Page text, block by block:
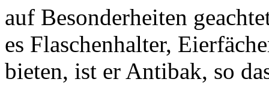
auf Besonderheiten
es Flaschenhalter,
bieten, ist er Antibak, so